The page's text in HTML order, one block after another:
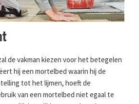
de vakman kiezen voor het betegelen
hij een mortelbed waarin hij de
tot het lijmen, hoeft de
van een mortelbed niet egaal te